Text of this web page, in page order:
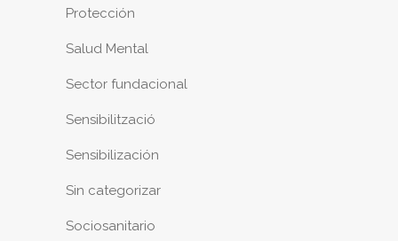
Protección
Salud Mental
Sector fundacional
Sensibilització
Sensibilización
Sin categorizar
Sociosanitario